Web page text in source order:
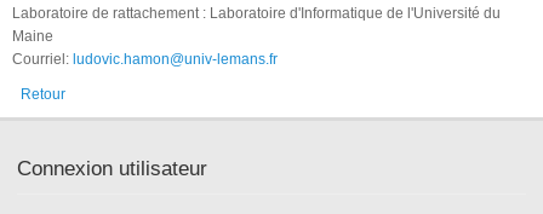
Laboratoire de rattachement : Laboratoire d'Informatique de l'Université du
Maine
Courriel: ludovic.hamon@univ-lemans.fr
Retour
Connexion utilisateur